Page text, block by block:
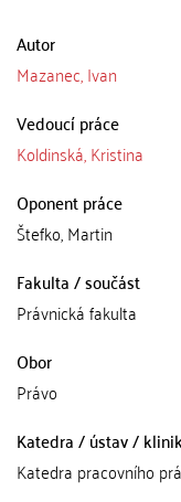
Autor
Mazanec, Ivan
Vedoucí práce
Koldinská, Kristina
Oponent práce
Štefko, Martin
Fakulta / součást
Právnická fakulta
Obor
Právo
Katedra / ústav /
Katedra pracovního